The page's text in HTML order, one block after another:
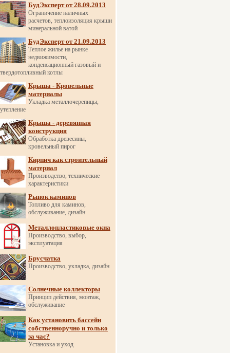
БудЭксперт от 28.09.2013
Ограничение наличных
расчетов, теплоизоляция крыши
минеральной ватой
БудЭксперт от 21.09.2013
Теплое жилье на рынке
недвижимости,
конденсационный газовый и
твердотопливный котлы
Крыша - Кровельные
материалы
Укладка металлочерепицы,
утепление
Крыша - деревянная
конструкция
Обработка древесины,
кровельный пирог
Кирпич как строительный
материал
Производство, технические
характеристики
Рынок каминов
Топливо для каминов,
обслуживание, дизайн
Металлопластиковые окна
Производство, выбор,
эксплуатация
Брусчатка
Производство, укладка, дизайн
Солнечные коллекторы
Принцип действия, монтаж,
обслуживание
Как установить бассейн
собственноручно и только
за час?
Установка и уход